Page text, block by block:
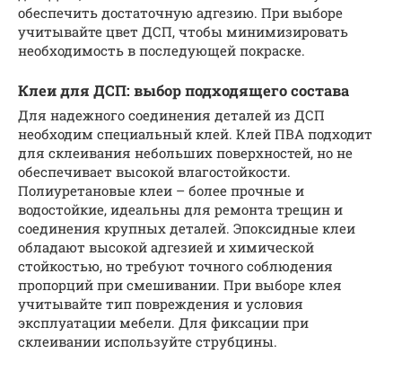
обеспечить достаточную адгезию. При выборе
учитывайте цвет ДСП, чтобы минимизировать
необходимость в последующей покраске.
Клеи для ДСП: выбор подходящего состава
Для надежного соединения деталей из ДСП
необходим специальный клей. Клей ПВА подходит
для склеивания небольших поверхностей, но не
обеспечивает высокой влагостойкости.
Полиуретановые клеи – более прочные и
водостойкие, идеальны для ремонта трещин и
соединения крупных деталей. Эпоксидные клеи
обладают высокой адгезией и химической
стойкостью, но требуют точного соблюдения
пропорций при смешивании. При выборе клея
учитывайте тип повреждения и условия
эксплуатации мебели. Для фиксации при
склеивании используйте струбцины.